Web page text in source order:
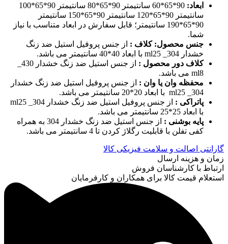
ابعاد:
90*65*60 سانتیمتر 90*65*80 سانتیمتر 90*65*100
سانتیمتر 90*65*120 سانتیمتر 90*65*150 سانتیمتر
90*65*190 سانتیمتر؛ قابل سفارش در ابعاد متناسب با نیاز
شما.
جنس محصول:کلاف : از جنس پروفیل استیل ضد زنگ
خشدار 304_ ml25 با ابعاد 40*40 سانتیمتر می باشد.
کلاف دور محصول :
ml8 می باشد.
محفظه وان یا وان : از جنس پروفیل استیل ضد زنگ خشدار
304_ ml25 با ابعاد 20*20 سانتیمتر می باشد.
پاتراکی :
از جنس پروفیل استیل ضد زنگ خشدار 304_ ml25
با ابعاد 25*25 سانتیمتر می باشد.
پایه بوشنی :
از جنس استیل ضد زنگ خشدار 304 به همراه
کفی تفلن با قابلیت رگلاژ کردن تا 4 سانتیمتر می باشد.
گارانتی اصالت و سلامت فیزیکی کالا
زمان و هزینه ارسال
ارتباط با کارشناسان فروش
استعلام قیمت کالا برای همکاران و کارفرمایان